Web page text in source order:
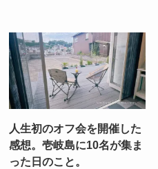
人生初のオフ会を開催した
感想。壱岐島に10名が集ま
った日のこと。